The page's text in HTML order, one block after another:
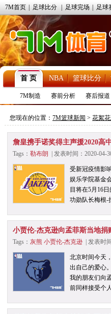
7M首页 足球比分 足球完场 足球
首 页 NBA 篮球比分
7M制造 赛前分析 赛后报道
您现在的位置： 7M篮球新闻 > 花絮
詹皇携手诺奖得主声援2020高
Tags： 勒布朗 | 发表时间：2020-04-
受新冠疫情影
娱乐学院基金
目将在5月16
功勋队长梅根
小贾伦-杰克逊向孟菲斯当地捐
Tags： 灰熊 小贾伦-杰克逊 | 发表时
北京时间今天
出自己的爱心
我的朋友们向
前同样接受个